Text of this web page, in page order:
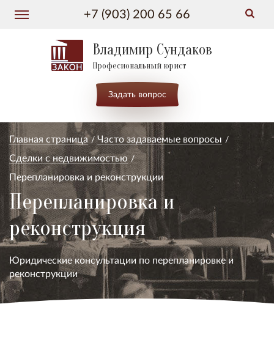
+7 (903) 200 65 66
Владимир Сундаков
Професиональный юрист
Задать вопрос
Главная страница
Часто задаваемые вопросы
Сделки с недвижимостью
Перепланировка и реконструкции
Перепланировка и
реконструкция
Юридические консультации по перепланировке и
реконструкции